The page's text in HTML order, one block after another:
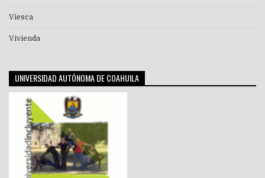
Viesca
Vivienda
UNIVERSIDAD AUTÓNOMA DE COAHUILA